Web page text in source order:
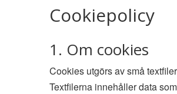
Cookiepolicy
1. Om cookies
Cookies utgörs av små
Textfilerna innehåller data